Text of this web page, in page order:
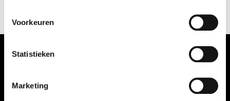
Voorkeuren
Statistieken
Marketing
leveren voor de kerktoren aan de Dorpsstraat. Daarmee wilden
de kerkmeesters ook de mensen die buiten het dorp woonden
tevreden stellen. Blijkbaar konden die de oude kerkklok niet
NIEUWS